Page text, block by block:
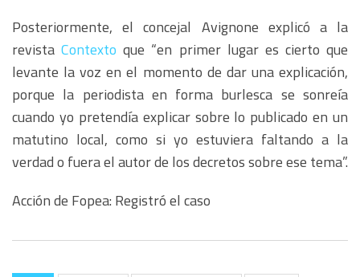
Posteriormente, el concejal Avignone explicó a la
revistaContexto que “en primer lugar es cierto que
levante la voz en el momento de dar una explicación,
porque la periodista en forma burlesca se sonreía
cuando yo pretendía explicar sobre lo publicado en un
matutino local, como si yo estuviera faltando a la
verdad o fuera el autor de los decretos sobre ese tema”.
Acción de Fopea: Registró el caso